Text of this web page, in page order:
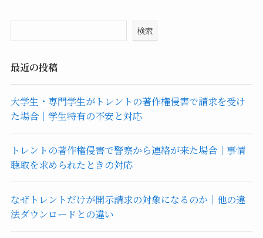
検索
最近の投稿
大学生・専門学生がトレントの著作権侵害で請求を受け
た場合｜学生特有の不安と対応
トレントの著作権侵害で警察から連絡が来た場合｜事情
聴取を求められたときの対応
なぜトレントだけが開示請求の対象になるのか｜他の違
法ダウンロードとの違い